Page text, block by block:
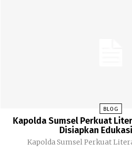
BLOG
Kapolda Sumsel Perkuat
Disiapkan
Kapolda Sumsel Perkuat